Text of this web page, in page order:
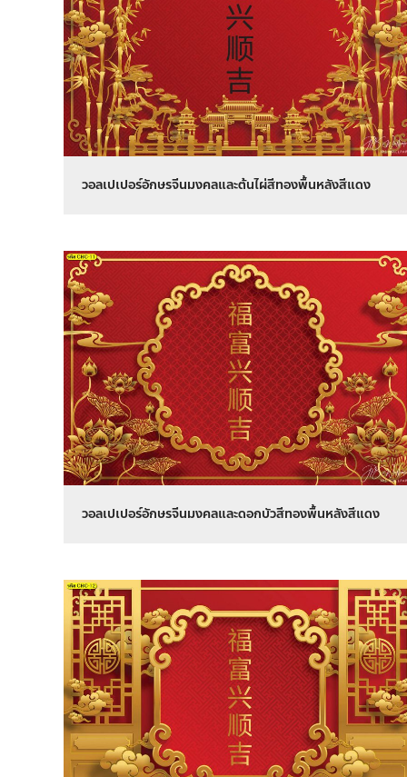
วอลเปเปอร์อักษรจีนมงคลและต้นไผ่สีทองพื้นหลังสีแดง
วอลเปเปอร์อักษรจีนมงคลและดอกบัวสีทองพื้นหลังสีแดง